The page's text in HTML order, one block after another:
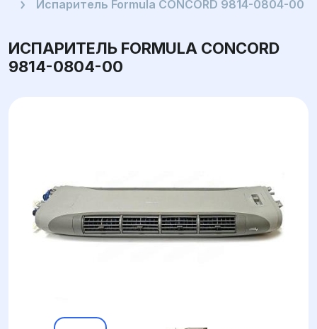
Испаритель Formula CONCORD 9814-0804-00
ИСПАРИТЕЛЬ FORMULA CONCORD
9814-0804-00